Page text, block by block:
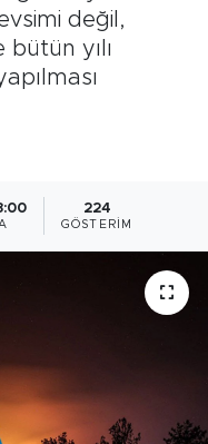
değil,
bütün yılı
224
GÖSTERIM